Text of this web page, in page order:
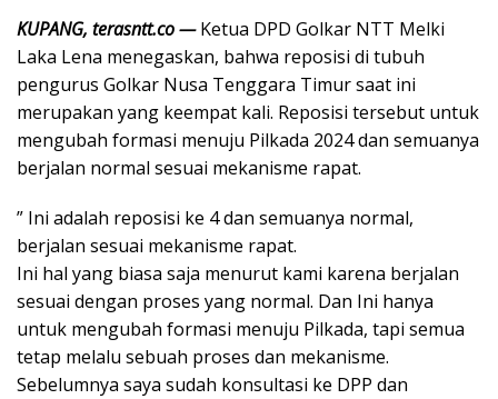
KUPANG, terasntt.co —Ketua DPD Golkar NTT Melki
Laka Lena menegaskan, bahwa reposisi di tubuh
pengurus Golkar Nusa Tenggara Timur saat ini
merupakan yang keempat kali. Reposisi tersebut untuk
mengubah formasi menuju Pilkada 2024 dan semuanya
berjalan normal sesuai mekanisme rapat.
” Ini adalah reposisi ke 4 dan semuanya normal,
berjalan sesuai mekanisme rapat.
Ini hal yang biasa saja menurut kami karena berjalan
sesuai dengan proses yang normal. Dan Ini hanya
untuk mengubah formasi menuju Pilkada, tapi semua
tetap melalu sebuah proses dan mekanisme.
Sebelumnya saya sudah konsultasi ke DPP dan